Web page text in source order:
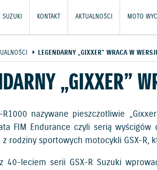
SUZUKI KONTAKT AKTUALNOŚCI MOTO
LEGENDARNY „GIXXER” WRACA W
„GIXXER”
R1000 nazywane pieszczotliwie
FIM Endurance czyli serią
rodziny sportowych motocykli GSX-R,
40-leciem serii GSX-R Suzuki